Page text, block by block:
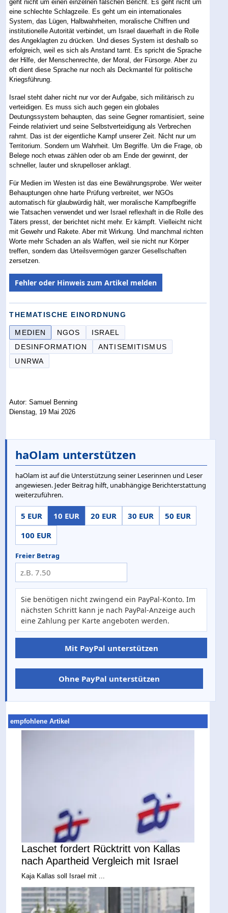
geht nicht um einen einzelnen falschen Bericht. Es geht nicht um
eine schlechte Schlagzeile. Es geht um ein internationales
System, das Lügen, Halbwahrheiten, moralische Chiffren und
institutionelle Autorität verbindet, um Israel dauerhaft in die Rolle
des Angeklagten zu drücken. Und dieses System ist deshalb so
erfolgreich, weil es sich als Anstand tarnt. Es spricht die Sprache
der Hilfe, der Menschenrechte, der Moral, der Fürsorge. Aber zu
oft dient diese Sprache nur noch als Deckmantel für politische
Kriegsführung.
Israel steht daher nicht nur vor der Aufgabe, sich militärisch zu
verteidigen. Es muss sich auch gegen ein globales
Deutungssystem behaupten, das seine Gegner romantisiert, seine
Feinde relativiert und seine Selbstverteidigung als Verbrechen
rahmt. Das ist der eigentliche Kampf unserer Zeit. Nicht nur um
Territorium. Sondern um Wahrheit. Um Begriffe. Um die Frage, ob
Belege noch etwas zählen oder ob am Ende der gewinnt, der
schneller, lauter und skrupelloser anklagt.
Für Medien im Westen ist das eine Bewährungsprobe. Wer weiter
Behauptungen ohne harte Prüfung verbreitet, wer NGOs
automatisch für glaubwürdig hält, wer moralische Kampfbegriffe
wie Tatsachen verwendet und wer Israel reflexhaft in die Rolle des
Täters presst, der berichtet nicht mehr. Er kämpft. Vielleicht nicht
mit Gewehr und Rakete. Aber mit Wirkung. Und manchmal richten
Worte mehr Schaden an als Waffen, weil sie nicht nur Körper
treffen, sondern das Urteilsvermögen ganzer Gesellschaften
zersetzen.
Fehler oder Hinweis zum Artikel melden
THEMATISCHE EINORDNUNG
MEDIEN NGOS
ISRAEL
DESINFORMATION
ANTISEMITISMUS
UNRWA
Autor: Samuel Benning
Dienstag, 19 Mai 2026
haOlam unterstützen
haOlam ist auf die Unterstützung seiner Leserinnen und Leser
angewiesen. Jeder Beitrag hilft, unabhängige Berichterstattung
weiterzuführen.
5 EUR 10 EUR 20 EUR 30 EUR
50 EUR
100 EUR
Freier Betrag
Sie benötigen nicht zwingend ein PayPal-Konto. Im
nächsten Schritt kann je nach PayPal-Anzeige auch
eine Zahlung per Karte angeboten werden.
Mit PayPal unterstützen
Ohne PayPal unterstützen
empfohlene Artikel
Laschet fordert Rücktritt von Kallas
nach Apartheid Vergleich mit Israel
Kaja Kallas soll Israel mit ...